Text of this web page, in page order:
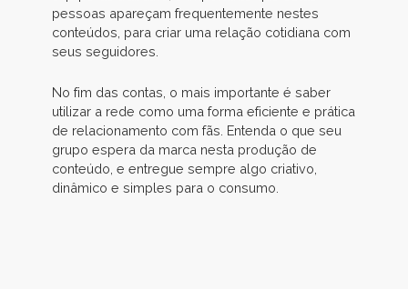
pessoas apareçam frequentemente nestes
conteúdos, para criar uma relação cotidiana com
seus seguidores.
No fim das contas, o mais importante é saber
utilizar a rede como uma forma eficiente e prática
de relacionamento com fãs. Entenda o que seu
grupo espera da marca nesta produção de
conteúdo, e entregue sempre algo criativo,
dinâmico e simples para o consumo.